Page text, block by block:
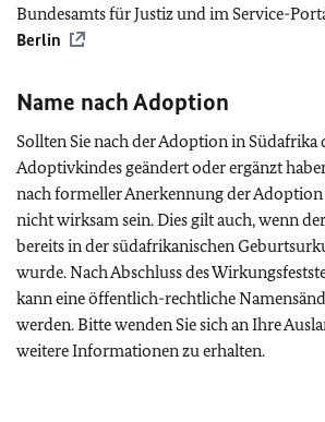
Bundesamts für Justiz und im Service-
Berlin
Name nach Adoption
Sollten Sie nach der Adoption in Südafrika
Adoptivkindes geändert oder ergänzt
nach formeller Anerkennung der
nicht wirksam sein. Dies gilt auch, wenn
bereits in der südafrikanischen
wurde. Nach Abschluss des
kann eine öffentlich-rechtliche
werden. Bitte wenden Sie sich an Ihre
weitere Informationen zu erhalten.